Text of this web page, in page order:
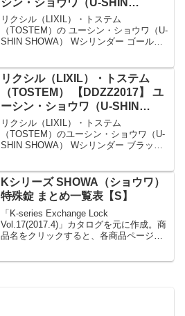
SHOWA） Wシリンダー 玄関ド
ア用 ゴールド 2個同一
[DRZZ2003]
リクシル（LIXIL）・トステム
（TOSTEM）の ユーシン・ショウワ（U-
SHIN SHOWA） Wシリンダー ゴールド
ダーの色ゴールド(鍵穴上部のロ...
リクシル（LIXIL）・トステム
（TOSTEM） 【DDZZ2017】 ユ
ーシン・ショウワ（U-SHIN
SHOWA） Wシリンダー 玄関ド
ア用 ブラック 2個同一
リクシル（LIXIL）・トステム
（TOSTEM）のユーシン・ショウワ（U-
SHIN SHOWA） Wシリンダー ブラック
ダーの色ブラックセット内容本体×...
Kシリーズ SHOWA（ショウワ）
特殊錠 まとめ一覧表【S】
「K-series Exchange Lock
Vol.17(2017.4)」カタログを元に作成。商
品名をクリックすると、各商品ページへ